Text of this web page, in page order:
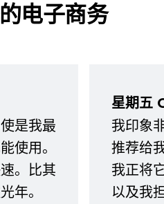
电子商务
是我最
使用。
。比其
年。
星期五
我印象
推荐给
我正将
以及我